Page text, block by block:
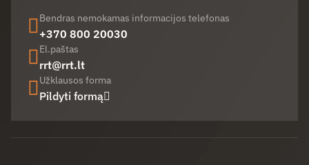
Bendras nemokamas informacijos telefonas
+370 800 20030
El.paštas
rrt@rrt.lt
Užklausos forma
Pildyti formą